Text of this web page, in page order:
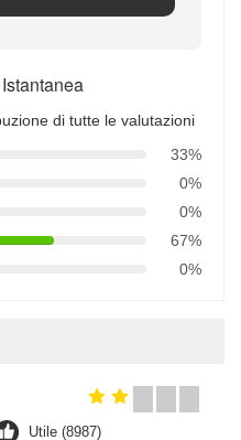
di tutte le valutazioni
33%
0%
0%
67%
0%
Utile (8987)